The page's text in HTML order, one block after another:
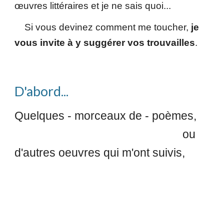
œuvres littéraires et je ne sais quoi...
Si vous devinez comment me toucher, je
vous invite à y suggérer vos trouvailles.
D'abord...
Quelques - morceaux de - poèmes,
ou
d'autres oeuvres qui m'ont suivis,